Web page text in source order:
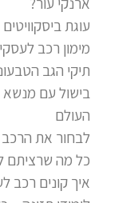
עוגת
מימון רכב
תיקי הגב
בישול עם מנשא
העולם
לבחור את הרכב
כל מה שרציתם
איך קונים רכב